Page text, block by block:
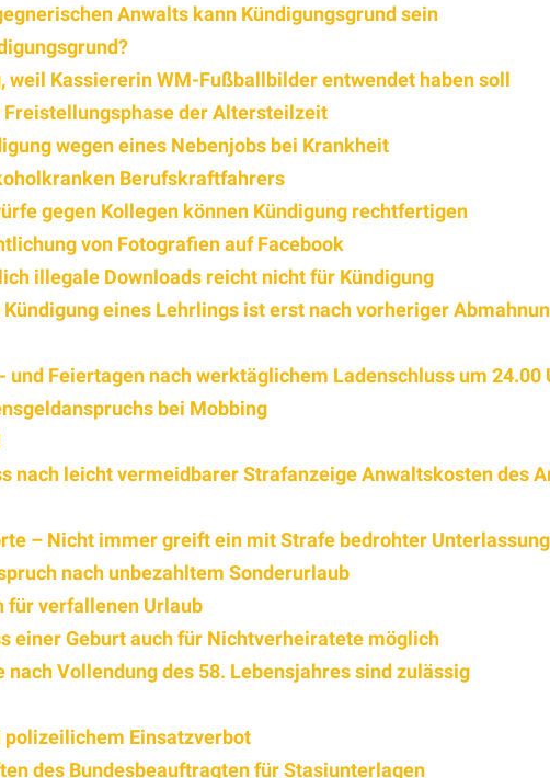
Anwalts kann Kündigungsgrund sein
weil Kassiererin WM-Fußballbilder entwendet haben soll
der Altersteilzeit
wegen eines Nebenjobs bei Krankheit
Berufskraftfahrers
gegen Kollegen können Kündigung rechtfertigen
von Fotografien auf Facebook
illegale Downloads reicht nicht für Kündigung
eines Lehrlings ist erst nach vorheriger
und Feiertagen nach werktäglichem Ladenschluss um 24.00
bei Mobbing
nach leicht vermeidbarer Strafanzeige Anwaltskosten des
– Nicht immer greift ein mit Strafe bedrohter
nach unbezahltem Sonderurlaub
für verfallenen Urlaub
einer Geburt auch für Nichtverheiratete möglich
Vollendung des 58. Lebensjahres sind zulässig
Einsatzverbot
des Bundesbeauftragten für Stasiunterlagen